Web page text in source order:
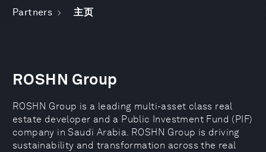
Partners 主页
ROSHN Group
ROSHN Group is a leading multi-asset class real
estate developer and a Public Investment Fund (PIF)
company in Saudi Arabia. ROSHN Group is driving
sustainability and transformation across the real